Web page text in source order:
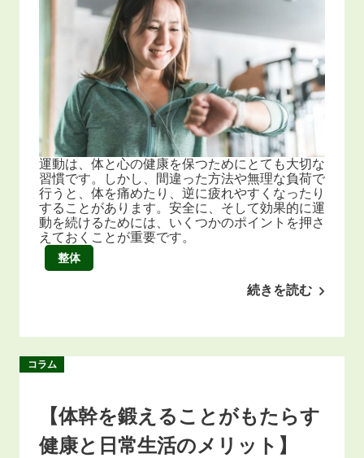
運動は、体と心の健康を保つためにとても大切な
習慣です。しかし、間違った方法や無理な負荷で
行うと、体を痛めたり、逆に疲れやすくなったり
することがあります。安全に、そして効果的に運
動を続けるためには、いくつかのポイントを押さ
えておくことが重要です。
整体
続きを読む
コラム
【体幹を鍛えることがもたらす
健康と日常生活のメリット】